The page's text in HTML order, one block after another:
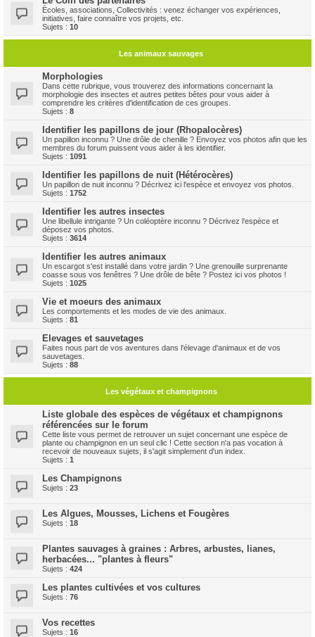
Ècoles, associations, Collectivités : venez échanger vos expériences,
initiatives, faire connaître vos projets, etc.
Sujets : 10
Les animaux sauvages
Morphologies
Dans cette rubrique, vous trouverez des informations concernant la
morphologie des insectes et autres petites bêtes pour vous aider à
comprendre les critères d'identification de ces groupes.
Sujets : 8
Identifier les papillons de jour (Rhopalocères)
Un papillon inconnu ? Une drôle de chenille ? Envoyez vos photos afin que les
membres du forum puissent vous aider à les identifier.
Sujets : 1091
Identifier les papillons de nuit (Hétérocères)
Un papillon de nuit inconnu ? Décrivez ici l'espèce et envoyez vos photos.
Sujets : 1752
Identifier les autres insectes
Une libellule intrigante ? Un coléoptère inconnu ? Décrivez l'espèce et
déposez vos photos.
Sujets : 3614
Identifier les autres animaux
Un escargot s'est installé dans votre jardin ? Une grenouille surprenante
coasse sous vos fenêtres ? Une drôle de bête ? Postez ici vos photos !
Sujets : 1025
Vie et moeurs des animaux
Les comportements et les modes de vie des animaux.
Sujets : 81
Elevages et sauvetages
Faites nous part de vos aventures dans l'élevage d'animaux et de vos
sauvetages.
Sujets : 88
Les végétaux et champignons
Liste globale des espèces de végétaux et champignons
référencées sur le forum
Cette liste vous permet de retrouver un sujet concernant une espèce de
plante ou champignon en un seul clic ! Cette section n'a pas vocation à
recevoir de nouveaux sujets, il s'agit simplement d'un index.
Sujets : 1
Les Champignons
Sujets : 23
Les Algues, Mousses, Lichens et Fougères
Sujets : 18
Plantes sauvages à graines : Arbres, arbustes, lianes,
herbacées... "plantes à fleurs"
Sujets : 424
Les plantes cultivées et vos cultures
Sujets : 76
Vos recettes
Sujets : 16